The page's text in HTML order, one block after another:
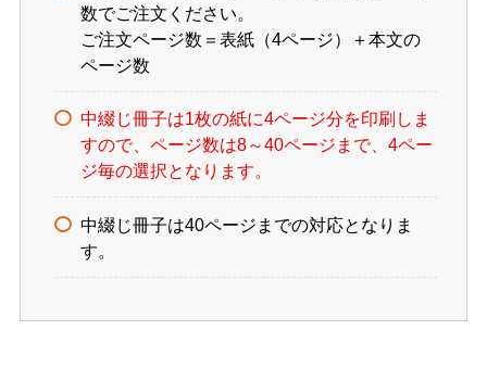
数でご注文ください。
ご注文ページ数＝表紙（4ページ）＋本文の
ページ数
中綴じ冊子は1枚の紙に4ページ分を印刷しま
すので、ページ数は8～40ページまで、4ペー
ジ毎の選択となります。
中綴じ冊子は40ページまでの対応となりま
す。